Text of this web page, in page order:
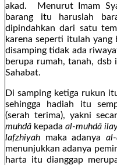
akad. Menurut Imam
barang itu haruslah
dipindahkan dari satu
karena seperti itulah yang
disamping tidak ada
berupa rumah, tanah, dsb
Sahabat.
Di samping ketiga rukun
sehingga hadiah itu
(serah terima), yakni
muhdâ kepada al-muhdâ
lafzhiyah maka adanya
menunjukkan adanya
harta itu dianggap